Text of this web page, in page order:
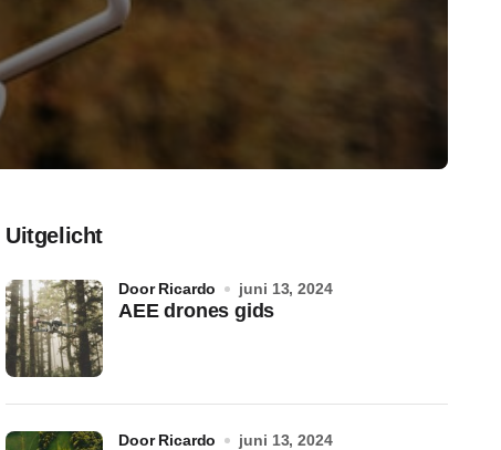
Uitgelicht
AEE drones gids
door Ricardo juni 13, 2024
door Ricardo juni 13, 2024